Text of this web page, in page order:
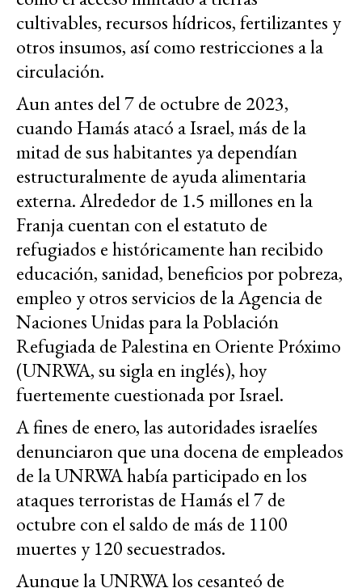
cultivables, recursos hídricos, fertilizantes y
otros insumos, así como restricciones a la
circulación.
Aun antes del 7 de octubre de 2023,
cuando Hamás atacó a Israel, más de la
mitad de sus habitantes ya dependían
estructuralmente de ayuda alimentaria
externa. Alrededor de 1.5 millones en la
Franja cuentan con el estatuto de
refugiados e históricamente han recibido
educación, sanidad, beneficios por pobreza,
empleo y otros servicios de laAgencia de
Naciones Unidas para la Población
Refugiada de Palestina en Oriente Próximo
(UNRWA, su sigla en inglés), hoy
fuertemente cuestionada por Israel.
A fines de enero, las autoridades israelíes
denunciaron que una docena de empleados
de la UNRWA había participado en los
ataques terroristas de Hamás el 7 de
octubre con el saldo de más de 1100
muertes y 120 secuestrados.
Aunque la UNRWA los cesanteó de